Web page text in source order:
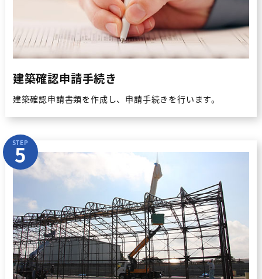
テント倉庫（TAKシートハウス）
伸縮式テント倉庫
上屋テント
張替・補修
建築確認申請手続き
建築確認申請書類を作成し、申請手続きを行います。
STEP
5
本体工事の流れ
シートハウス本体工事のスケジュール
横にスクロール →
1 鉄骨地組 2 鉄骨建方